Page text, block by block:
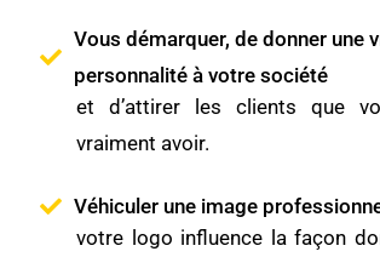
Vous démarquer, de donner une
personnalité à votre société
et d’attirer les clients que
vraiment avoir.
Véhiculer une image
votre logo influence la façon